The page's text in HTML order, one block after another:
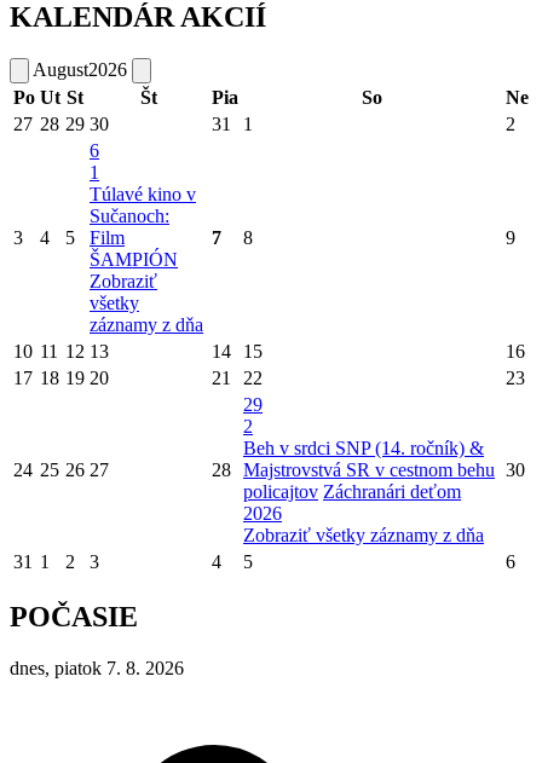
KALENDÁR AKCIÍ
August2026
Po Ut St Št Pia So
Ne
27 28 29 30 31 1 2
3 4 5
6
1
Túlavé kino v
Sučanoch:
Film
ŠAMPIÓN
Zobraziť
všetky
záznamy z dňa
7 8 9
10 11 12 13 14 15
16
17 18 19 20 21 22 23
24 25 26 27 28
29
2
Beh v srdci SNP (14. ročník) &
Majstrovstvá SR v cestnom behu
policajtov Záchranári deťom
2026
Zobraziť všetky záznamy z dňa
30
31 1 2 3 4 5 6
POČASIE
dnes, piatok 7. 8. 2026